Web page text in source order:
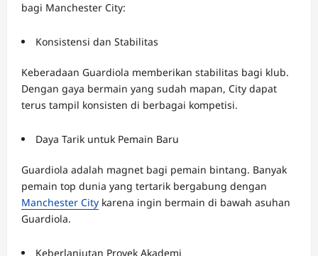
bagi Manchester City:
Konsistensi dan Stabilitas
Keberadaan Guardiola memberikan stabilitas bagi klub.
Dengan gaya bermain yang sudah mapan, City dapat
terus tampil konsisten di berbagai kompetisi.
Daya Tarik untuk Pemain Baru
Guardiola adalah magnet bagi pemain bintang. Banyak
pemain top dunia yang tertarik bergabung dengan
Manchester City karena ingin bermain di bawah asuhan
Guardiola.
Keberlanjutan Proyek Akademi